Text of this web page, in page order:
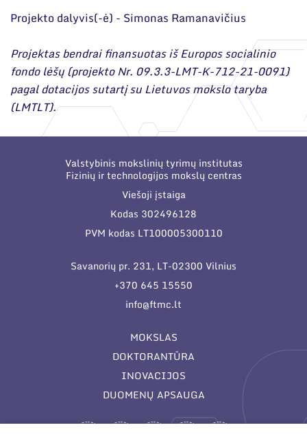
Nuo moksleivio iki mokslininko
Projekto dalyvis(-ė) - Simonas Ramanavičius
Projektas bendrai finansuotas iš Europos socialinio
fondo lėšų (projekto Nr. 09.3.3-LMT-K-712-21-0091)
pagal dotacijos sutartį su Lietuvos mokslo taryba
(LMTLT).
Valstybinis mokslinių tyrimų institutas
Fizinių ir technologijos mokslų centras
Viešoji įstaiga
Kodas 302496128
PVM kodas LT100005300110
Savanorių pr. 231, LT-02300 Vilnius
+370 645 15550
info@ftmc.lt
MOKSLAS
DOKTORANTŪRA
INOVACIJOS
DUOMENŲ APSAUGA